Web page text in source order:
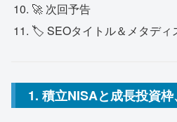
🚀 次回予告
🏷 SEOタイトル＆メタディ
1. 積立NISAと成長投資